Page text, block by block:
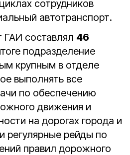
сотрудников
автотранспорт.
ГАИ составлял 46
подразделение
крупным в отделе
выполнять все
по обеспечению
движения и
на дорогах города и
регулярные рейды по
правил дорожного